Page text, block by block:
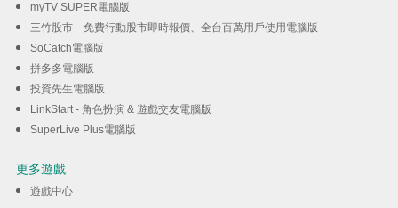
myTV SUPER電腦版
三竹股市－免費行動股市即時報價、全台百萬用戶使用電腦版
SoCatch電腦版
拼多多電腦版
投資先生電腦版
LinkStart - 角色扮演 & 遊戲交友電腦版
SuperLive Plus電腦版
更多遊戲
遊戲中心